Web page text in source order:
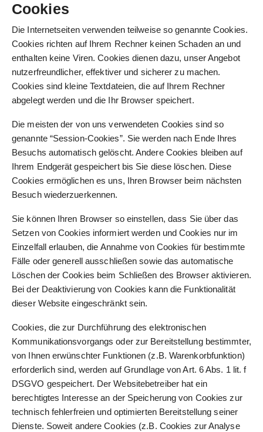
Cookies
Die Internetseiten verwenden teilweise so genannte Cookies.
Cookies richten auf Ihrem Rechner keinen Schaden an und
enthalten keine Viren. Cookies dienen dazu, unser Angebot
nutzerfreundlicher, effektiver und sicherer zu machen.
Cookies sind kleine Textdateien, die auf Ihrem Rechner
abgelegt werden und die Ihr Browser speichert.
Die meisten der von uns verwendeten Cookies sind so
genannte “Session-Cookies”. Sie werden nach Ende Ihres
Besuchs automatisch gelöscht. Andere Cookies bleiben auf
Ihrem Endgerät gespeichert bis Sie diese löschen. Diese
Cookies ermöglichen es uns, Ihren Browser beim nächsten
Besuch wiederzuerkennen.
Sie können Ihren Browser so einstellen, dass Sie über das
Setzen von Cookies informiert werden und Cookies nur im
Einzelfall erlauben, die Annahme von Cookies für bestimmte
Fälle oder generell ausschließen sowie das automatische
Löschen der Cookies beim Schließen des Browser aktivieren.
Bei der Deaktivierung von Cookies kann die Funktionalität
dieser Website eingeschränkt sein.
Cookies, die zur Durchführung des elektronischen
Kommunikationsvorgangs oder zur Bereitstellung bestimmter,
von Ihnen erwünschter Funktionen (z.B. Warenkorbfunktion)
erforderlich sind, werden auf Grundlage von Art. 6 Abs. 1 lit. f
DSGVO gespeichert. Der Websitebetreiber hat ein
berechtigtes Interesse an der Speicherung von Cookies zur
technisch fehlerfreien und optimierten Bereitstellung seiner
Dienste. Soweit andere Cookies (z.B. Cookies zur Analyse